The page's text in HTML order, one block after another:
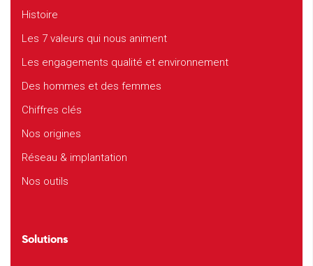
Histoire
Les 7 valeurs qui nous animent
Les engagements qualité et environnement
Des hommes et des femmes
Chiffres clés
Nos origines
Réseau & implantation
Nos outils
Solutions